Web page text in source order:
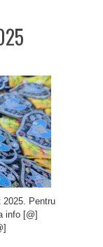
2025. Pentru
info [@]